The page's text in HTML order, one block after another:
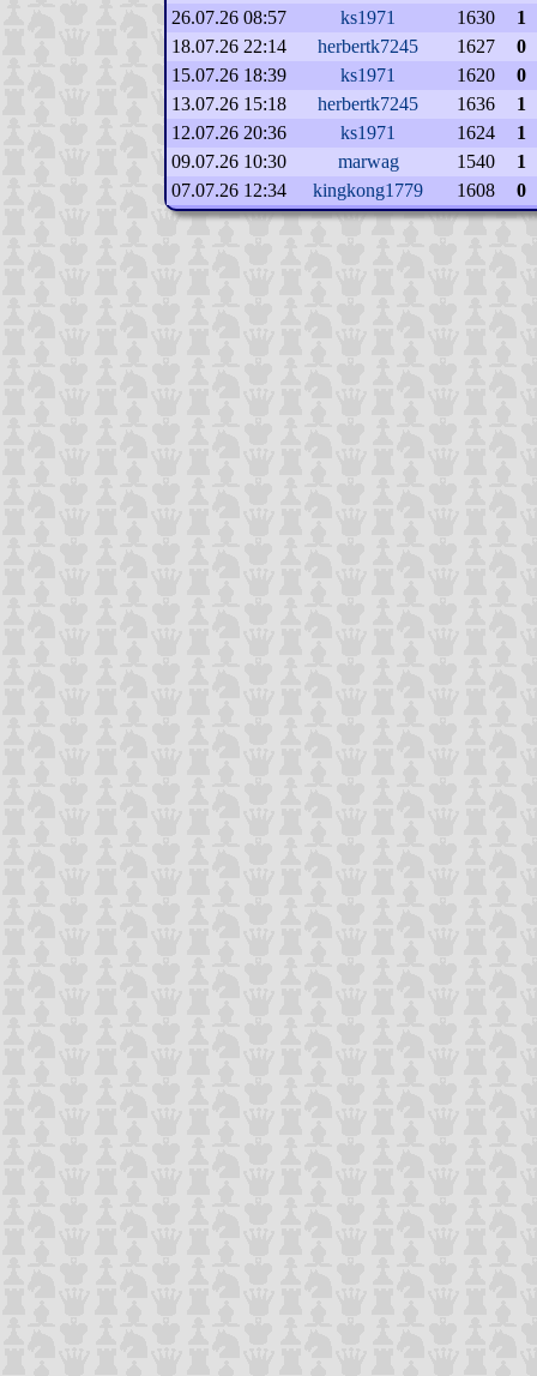
26.07.26 08:57
ks1971 1630
1
18.07.26 22:14
herbertk7245 1627
0
15.07.26 18:39
ks1971 1620
0
13.07.26 15:18
herbertk7245 1636
1
12.07.26 20:36
ks1971 1624
1
09.07.26 10:30
marwag 1540
1
07.07.26 12:34
kingkong1779 1608 0